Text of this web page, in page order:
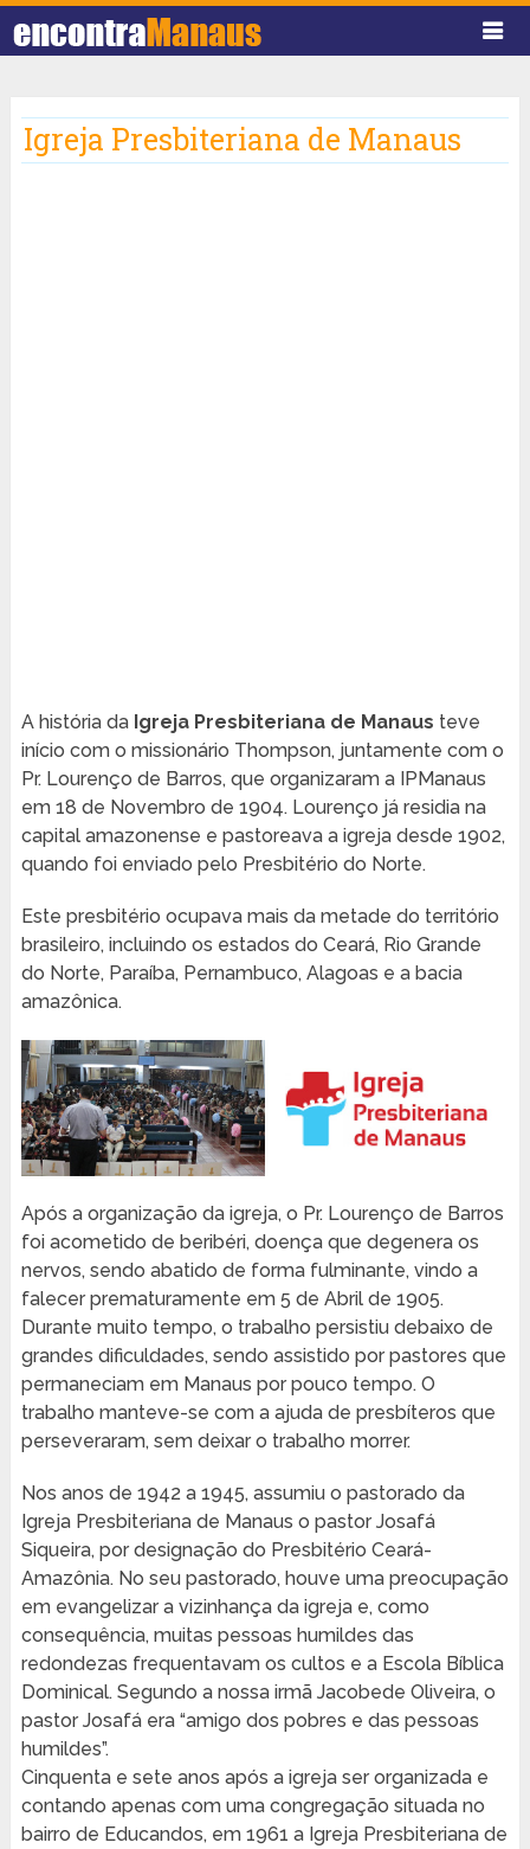
Igreja Presbiteriana de Manaus
A história da Igreja Presbiteriana de Manaus teve
início com o missionário Thompson, juntamente com o
Pr. Lourenço de Barros, que organizaram a IPManaus
em 18 de Novembro de 1904. Lourenço já residia na
capital amazonense e pastoreava a igreja desde 1902,
quando foi enviado pelo Presbitério do Norte.
Este presbitério ocupava mais da metade do território
brasileiro, incluindo os estados do Ceará, Rio Grande
do Norte, Paraíba, Pernambuco, Alagoas e a bacia
amazônica.
Após a organização da igreja, o Pr. Lourenço de Barros
foi acometido de beribéri, doença que degenera os
nervos, sendo abatido de forma fulminante, vindo a
falecer prematuramente em 5 de Abril de 1905.
Durante muito tempo, o trabalho persistiu debaixo de
grandes dificuldades, sendo assistido por pastores que
permaneciam em Manaus por pouco tempo. O
trabalho manteve-se com a ajuda de presbíteros que
perseveraram, sem deixar o trabalho morrer.
Nos anos de 1942 a 1945, assumiu o pastorado da
Igreja Presbiteriana de Manaus o pastor Josafá
Siqueira, por designação do Presbitério Ceará-
Amazônia. No seu pastorado, houve uma preocupação
em evangelizar a vizinhança da igreja e, como
consequência, muitas pessoas humildes das
redondezas frequentavam os cultos e a Escola Bíblica
Dominical. Segundo a nossa irmã Jacobede Oliveira, o
pastor Josafá era “amigo dos pobres e das pessoas
humildes”.
Cinquenta e sete anos após a igreja ser organizada e
contando apenas com uma congregação situada no
bairro de Educandos, em 1961 a Igreja Presbiteriana de